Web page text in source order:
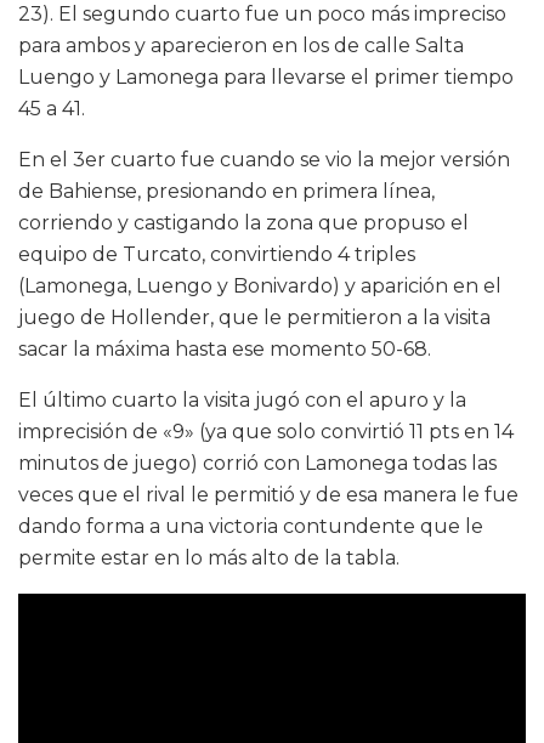
23). El segundo cuarto fue un poco más impreciso
para ambos y aparecieron en los de calle Salta
Luengo y Lamonega para llevarse el primer tiempo
45 a 41.
En el 3er cuarto fue cuando se vio la mejor versión
de Bahiense, presionando en primera línea,
corriendo y castigando la zona que propuso el
equipo de Turcato, convirtiendo 4 triples
(Lamonega, Luengo y Bonivardo) y aparición en el
juego de Hollender, que le permitieron a la visita
sacar la máxima hasta ese momento 50-68.
El último cuarto la visita jugó con el apuro y la
imprecisión de «9» (ya que solo convirtió 11 pts en 14
minutos de juego) corrió con Lamonega todas las
veces que el rival le permitió y de esa manera le fue
dando forma a una victoria contundente que le
permite estar en lo más alto de la tabla.